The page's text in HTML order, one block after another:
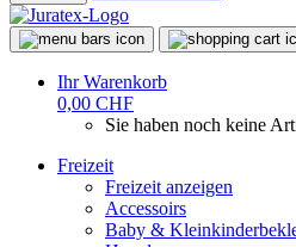
Ihr Warenkorb
0,00 CHF
Sie haben noch keine
Freizeit
Freizeit anzeigen
Accessoirs
Baby &